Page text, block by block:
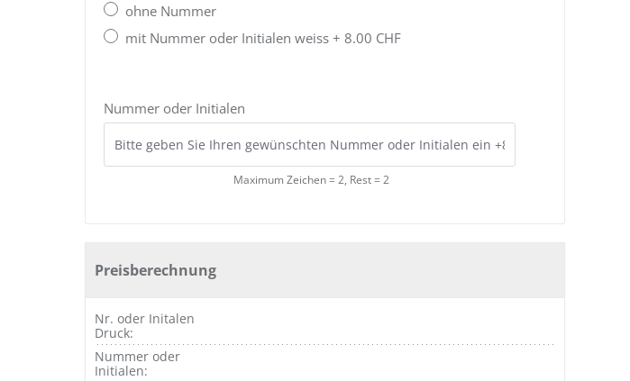
ohne Nummer
mit Nummer oder Initialen weiss + 8.00 CHF
Nummer oder Initialen
Maximum Zeichen = 2, Rest = 2
Preisberechnung
Nr. oder Initalen
Druck:
Nummer oder
Initialen: